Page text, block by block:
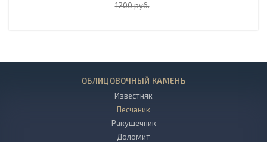
1200 руб.
ОБЛИЦОВОЧНЫЙ КАМЕНЬ
Известняк
Песчаник
Ракушечник
Доломит